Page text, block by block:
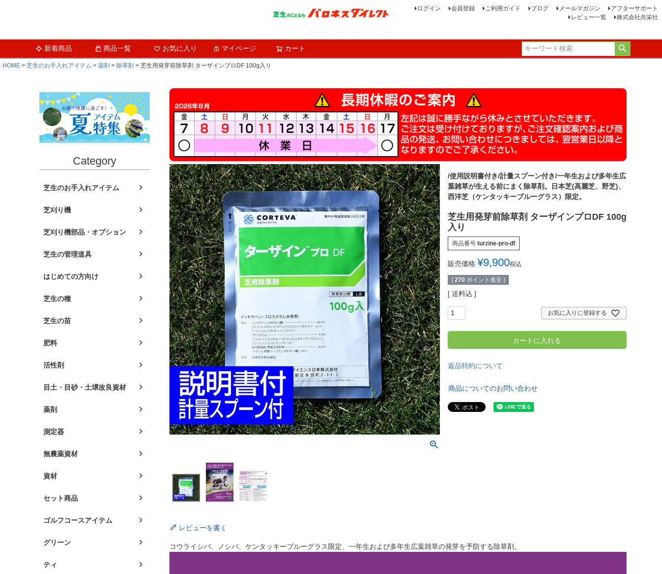
ログイン 会員登録 ご利用ガイド ブログ メールマガジン
アフターサポート
レビュー一覧
株式会社共栄社
新着商品 商品一覧 お気に入り マイページ カート
HOME 芝生のお手入れアイテム 薬剤 除草剤 芝生用発芽前除草剤 ターザインプロDF 100g入り
Category
芝生のお手入れアイテム
芝刈り機
芝刈り機部品・オプション
芝生の管理道具
はじめての方向け
芝生の種
芝生の苗
肥料
活性剤
目土・目砂・土壌改良資材
薬剤
測定器
無農薬資材
資材
セット商品
ゴルフコースアイテム
グリーン
ティ
/使用説明書付き/計量スプーン付き/一年生および多年生広
葉雑草が生える前にまく除草剤。日本芝(高麗芝、野芝)、
西洋芝（ケンタッキーブルーグラス）限定。
芝生用発芽前除草剤 ターザインプロDF 100g
入り
商品番号 turzine-pro-df
販売価格 ¥9,900税込
[ 270 ポイント進呈 ]
送料込
お気に入りに登録する
カートに入れる
返品特約について
商品についてのお問い合わせ
レビューを書く
コウライシバ、ノシバ、ケンタッキーブルーグラス限定、一年生および多年生広葉雑草の発芽を予防する除草剤。